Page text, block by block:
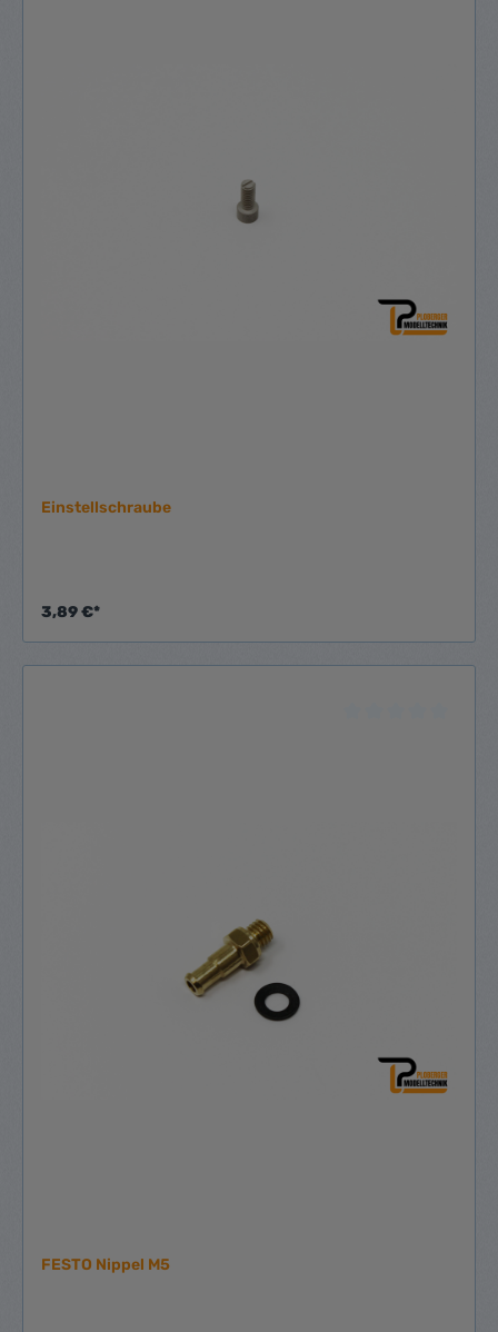
Einstellschraube
3,89 €*
FESTO Nippel M5